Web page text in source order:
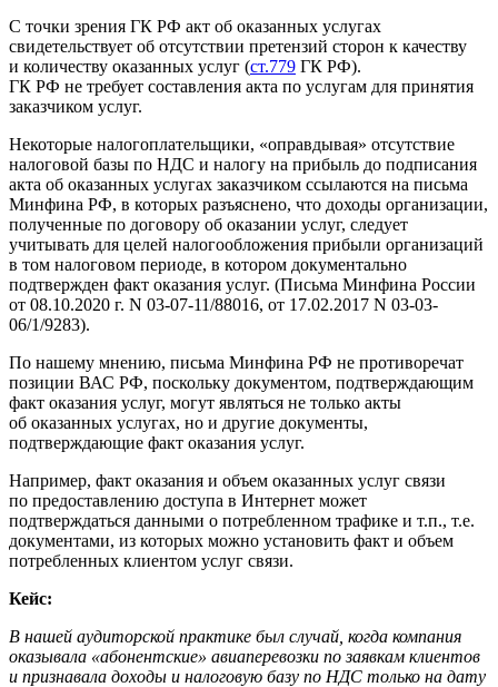
С точки зрения ГК РФ акт об оказанных услугах
свидетельствует об отсутствии претензий сторон к качеству
и количеству оказанных услуг (ст.779 ГК РФ).
ГК РФ не требует составления акта по услугам для принятия
заказчиком услуг.
Некоторые налогоплательщики, «оправдывая» отсутствие
налоговой базы по НДС и налогу на прибыль до подписания
акта об оказанных услугах заказчиком ссылаются на письма
Минфина РФ, в которых разъяснено, что доходы организации,
полученные по договору об оказании услуг, следует
учитывать для целей налогообложения прибыли организаций
в том налоговом периоде, в котором документально
подтвержден факт оказания услуг. (Письма Минфина России
от 08.10.2020 г. N 03-07-11/88016, от 17.02.2017 N 03-03-
06/1/9283).
По нашему мнению, письма Минфина РФ не противоречат
позиции ВАС РФ, поскольку документом, подтверждающим
факт оказания услуг, могут являться не только акты
об оказанных услугах, но и другие документы,
подтверждающие факт оказания услуг.
Например, факт оказания и объем оказанных услуг связи
по предоставлению доступа в Интернет может
подтверждаться данными о потребленном трафике и т.п., т.е.
документами, из которых можно установить факт и объем
потребленных клиентом услуг связи.
Кейс:
В нашей аудиторской практике был случай, когда компания
оказывала «абонентские» авиаперевозки по заявкам клиентов
и признавала доходы и налоговую базу по НДС только на дату